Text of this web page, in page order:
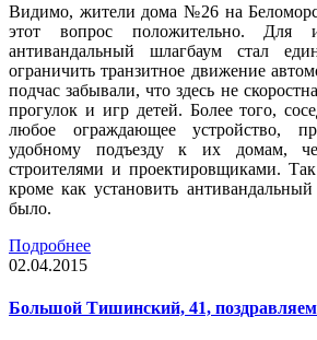
Видимо, жители дома №26 на
этот вопрос положительно. Для
антивандальный шлагбаум стал
ограничить транзитное движение
подчас забывали, что здесь не
прогулок и игр детей. Более того,
любое ограждающее устройство,
удобному подъезду к их домам,
строителями и проектировщиками.
кроме как установить
было.
Подробнее
02.04.2015
Большой Тишинский, 41,